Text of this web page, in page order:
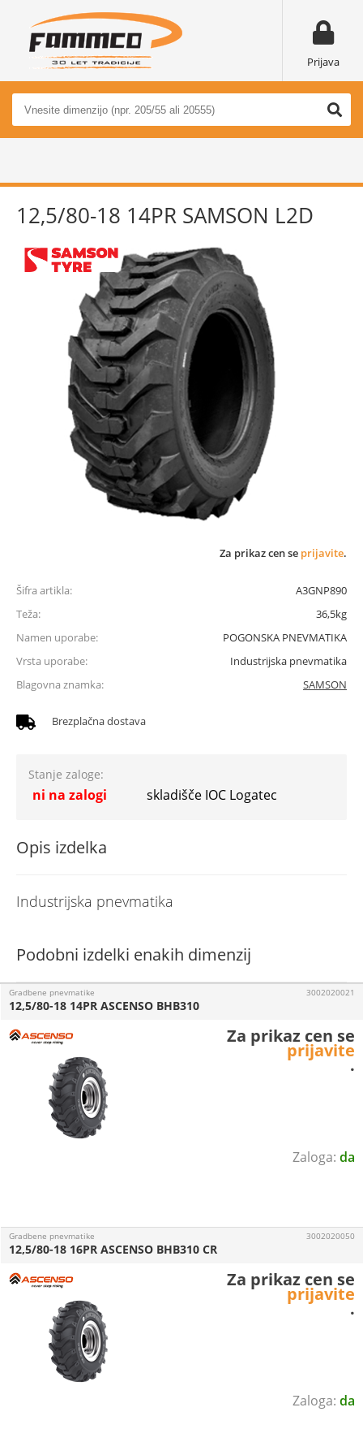
Prijava
12,5/80-18 14PR SAMSON L2D
Za prikaz cen se prijavite.
Šifra artikla:
A3GNP890
Teža:
36,5kg
Namen uporabe:
POGONSKA PNEVMATIKA
Vrsta uporabe:
Industrijska pnevmatika
Blagovna znamka:
SAMSON
Brezplačna dostava
Stanje zaloge:
ni na zalogi skladišče IOC Logatec
Opis izdelka
Industrijska pnevmatika
Podobni izdelki enakih dimenzij
da
Gradbene pnevmatike
12,5/80-18 14PR ASCENSO BHB310
3002020021
Za prikaz cen se
prijavite
.
da
Gradbene pnevmatike
12,5/80-18 16PR ASCENSO BHB310 CR
3002020050
Za prikaz cen se
prijavite
.